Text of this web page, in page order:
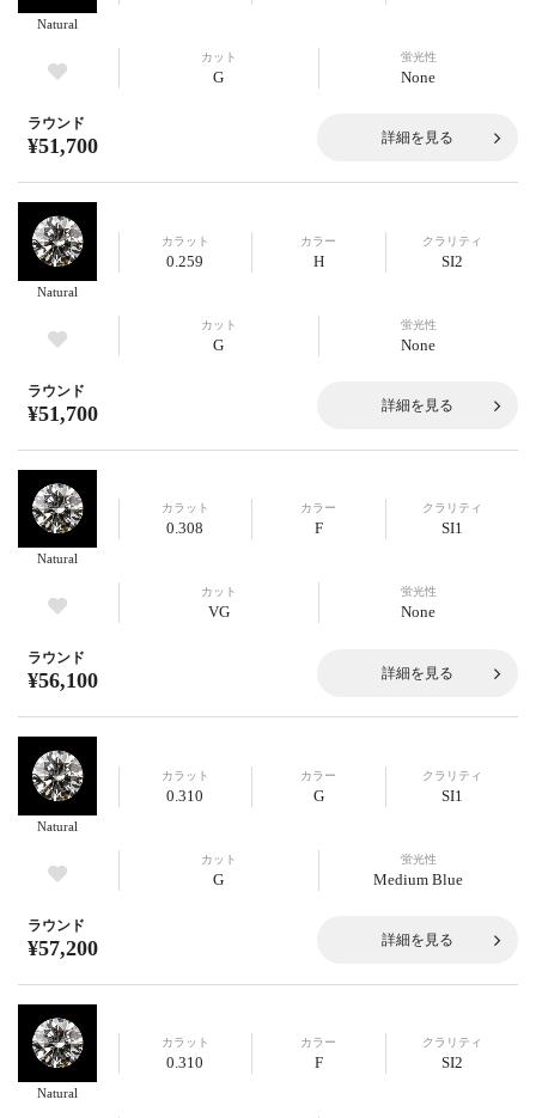
Natural
カット
G
蛍光性
None
ラウンド
¥51,700 詳細を見る
Natural
カラット
0.259
カラー
H
クラリティ
SI2
カット
G
蛍光性
None
ラウンド
¥51,700 詳細を見る
Natural
カラット
0.308
カラー
F
クラリティ
SI1
カット
VG
蛍光性
None
ラウンド
¥56,100 詳細を見る
Natural
カラット
0.310
カラー
G
クラリティ
SI1
カット
G
蛍光性
Medium Blue
ラウンド
¥57,200 詳細を見る
Natural
カラット
0.310
カラー
F
クラリティ
SI2